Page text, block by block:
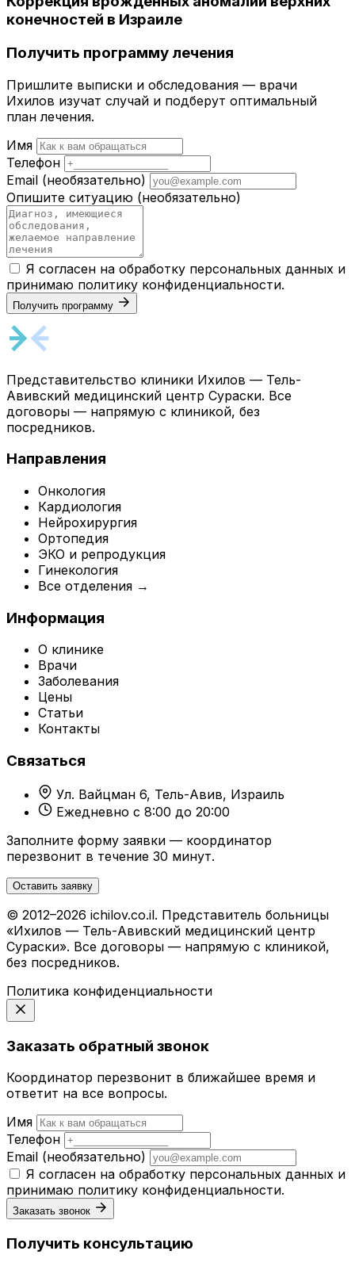
конечностей в Израиле
Получить программу лечения
Пришлите выписки и обследования — врачи
Ихилов изучат случай и подберут оптимальный
план лечения.
Имя
Телефон
Email (необязательно)
Опишите ситуацию (необязательно)
Я согласен на обработку персональных данных и
принимаю политику конфиденциальности.
Получить программу
Представительство клиники Ихилов — Тель-
Авивский медицинский центр Сураски. Все
договоры — напрямую с клиникой, без
посредников.
Направления
Онкология
Кардиология
Нейрохирургия
Ортопедия
ЭКО и репродукция
Гинекология
Все отделения →
Информация
О клинике
Врачи
Заболевания
Цены
Статьи
Контакты
Связаться
Ул. Вайцман 6, Тель-Авив, Израиль
Ежедневно с 8:00 до 20:00
Заполните форму заявки — координатор
перезвонит в течение 30 минут.
Оставить заявку
© 2012–2026 ichilov.co.il. Представитель больницы
«Ихилов — Тель-Авивский медицинский центр
Сураски». Все договоры — напрямую с клиникой,
без посредников.
Политика конфиденциальности
Заказать обратный звонок
Координатор перезвонит в ближайшее время и
ответит на все вопросы.
Имя
Телефон
Email (необязательно)
Я согласен на обработку персональных данных и
принимаю политику конфиденциальности.
Заказать звонок
Получить консультацию